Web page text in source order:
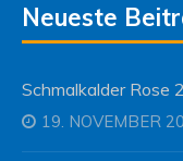
Neueste
Schmalkalder Rose
19. NOVEMBER